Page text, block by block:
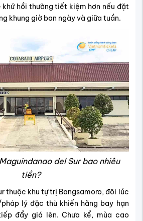
khứ hồi thường tiết kiệm hơn nếu đặt
khung giờ ban ngày và giữa tuần.
del Sur bao nhiêu
tiền?
thuộc khu tự trị Bangsamoro, đôi lúc
lý đặc thù khiến hãng bay hạn
đẩy giá lên. Chưa kể, mùa cao